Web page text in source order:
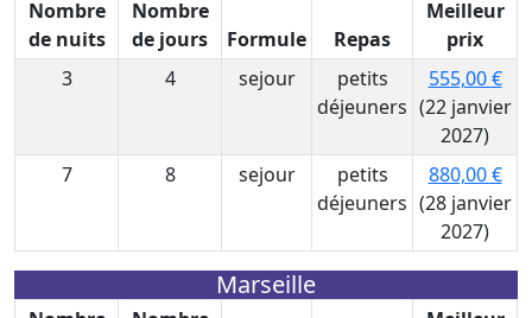
Nombre
de nuits
Nombre
de jours
Formule Repas
Meilleur
prix
3
4 sejour
petits
déjeuners
555,00 €
(22 janvier
2027)
7
8 sejour
petits
déjeuners
880,00 €
(28 janvier
2027)
Marseille